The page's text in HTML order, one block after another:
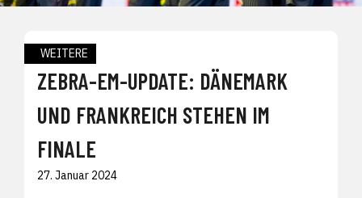
WEITERE
ZEBRA-EM-UPDATE: DÄNEMARK
UND FRANKREICH STEHEN IM
FINALE
27. Januar 2024